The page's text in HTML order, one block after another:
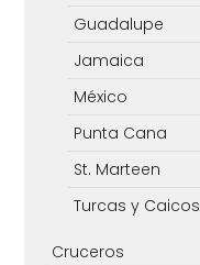
Guadalupe
Jamaica
México
Punta Cana
St. Marteen
Turcas y Caicos
Cruceros